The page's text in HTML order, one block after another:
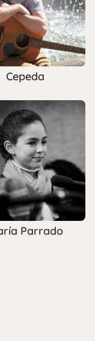
Cepeda
Parrado